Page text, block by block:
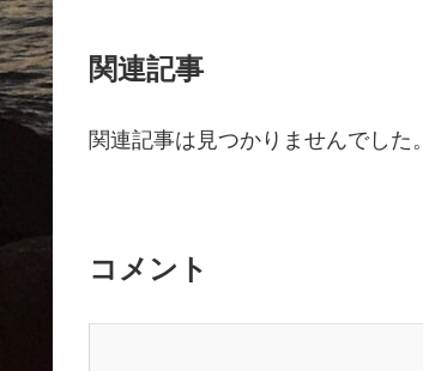
関連記事
関連記事は見つかりませんでした。
コメント